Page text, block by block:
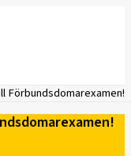
Förbundsdomarexamen!